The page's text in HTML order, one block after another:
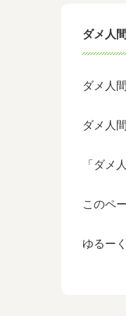
ダメ人
ダメ人
ダメ人
「ダメ
このペ
ゆるー